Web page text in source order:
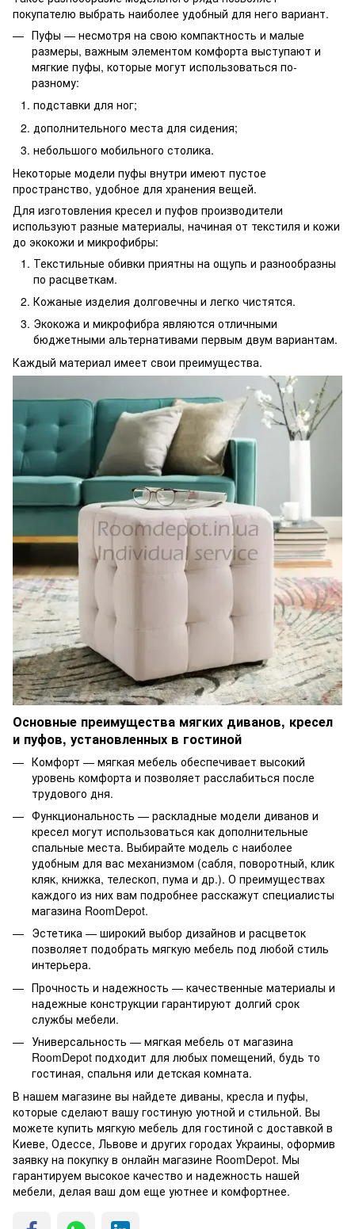
покупателю выбрать наиболее удобный для него вариант.
Пуфы — несмотря на свою компактность и малые
размеры, важным элементом комфорта выступают и
мягкие пуфы, которые могут использоваться по-
разному:
подставки для ног;
дополнительного места для сидения;
небольшого мобильного столика.
Некоторые модели пуфы внутри имеют пустое
пространство, удобное для хранения вещей.
Для изготовления кресел и пуфов производители
используют разные материалы, начиная от текстиля и кожи
до экокожи и микрофибры:
Текстильные обивки приятны на ощупь и разнообразны
по расцветкам.
Кожаные изделия долговечны и легко чистятся.
Экокожа и микрофибра являются отличными
бюджетными альтернативами первым двум вариантам.
Каждый материал имеет свои преимущества.
Основные преимущества мягких диванов, кресел
и пуфов, установленных в гостиной
Комфорт — мягкая мебель обеспечивает высокий
уровень комфорта и позволяет расслабиться после
трудового дня.
Функциональность — раскладные модели диванов и
кресел могут использоваться как дополнительные
спальные места. Выбирайте модель с наиболее
удобным для вас механизмом (сабля, поворотный, клик
кляк, книжка, телескоп, пума и др.). О преимуществах
каждого из них вам подробнее расскажут специалисты
магазина RoomDepot.
Эстетика — широкий выбор дизайнов и расцветок
позволяет подобрать мягкую мебель под любой стиль
интерьера.
Прочность и надежность — качественные материалы и
надежные конструкции гарантируют долгий срок
службы мебели.
Универсальность — мягкая мебель от магазина
RoomDepot подходит для любых помещений, будь то
гостиная, спальня или детская комната.
В нашем магазине вы найдете диваны, кресла и пуфы,
которые сделают вашу гостиную уютной и стильной. Вы
можете купить мягкую мебель для гостиной с доставкой в
Киеве, Одессе, Львове и других городах Украины, оформив
заявку на покупку в онлайн магазине RoomDepot. Мы
гарантируем высокое качество и надежность нашей
мебели, делая ваш дом еще уютнее и комфортнее.